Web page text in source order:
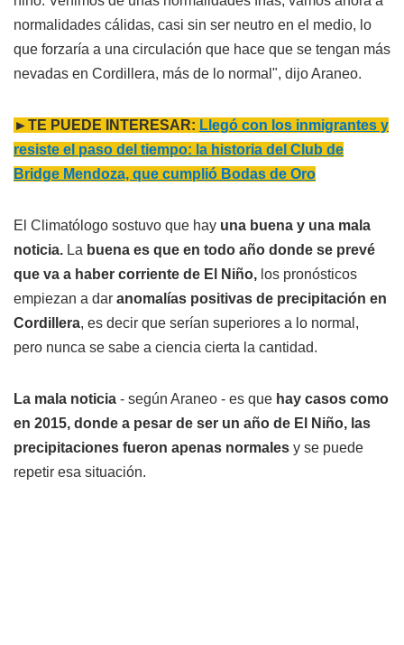
normalidades cálidas, casi sin ser neutro en el medio, lo
que forzaría a una circulación que hace que se tengan más
nevadas en Cordillera, más de lo normal", dijo Araneo.
►TE PUEDE INTERESAR: Llegó con los inmigrantes y
resiste el paso del tiempo: la historia del Club de
Bridge Mendoza, que cumplió Bodas de Oro
El Climatólogo sostuvo que hay una buena y una mala
noticia. La buena es que en todo año donde se prevé
que va a haber corriente de El Niño, los pronósticos
empiezan a dar anomalías positivas de precipitación en
Cordillera, es decir que serían superiores a lo normal,
pero nunca se sabe a ciencia cierta la cantidad.
La mala noticia - según Araneo - es que hay casos como
en 2015, donde a pesar de ser un año de El Niño, las
precipitaciones fueron apenas normales y se puede
repetir esa situación.